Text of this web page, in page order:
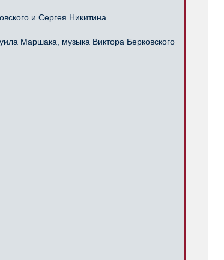
и Сергея Никитина
Маршака, музыка Виктора Берковского